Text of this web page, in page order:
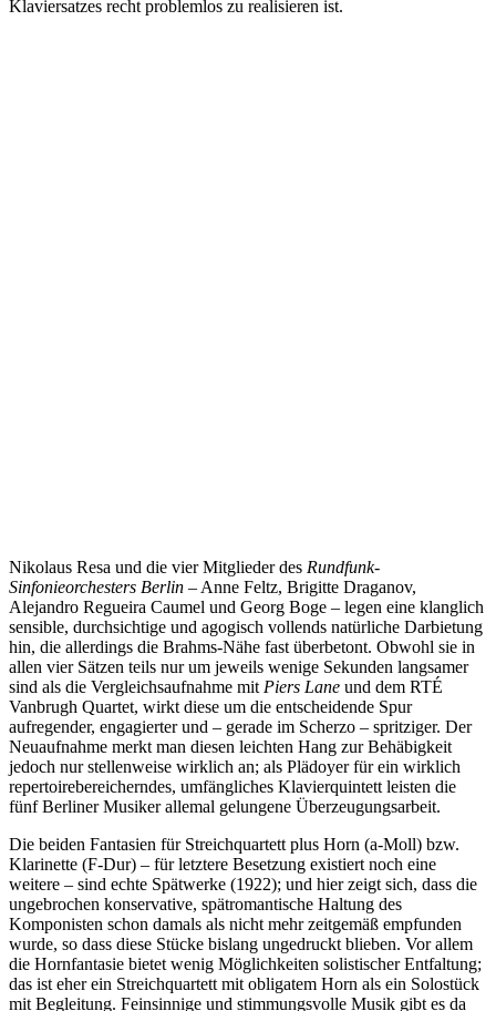
Klaviersatzes recht problemlos zu realisieren ist.
Nikolaus Resa und die vier Mitglieder des Rundfunk-
Sinfonieorchesters Berlin – Anne Feltz, Brigitte Draganov,
Alejandro Regueira Caumel und Georg Boge – legen eine klanglich
sensible, durchsichtige und agogisch vollends natürliche Darbietung
hin, die allerdings die Brahms-Nähe fast überbetont. Obwohl sie in
allen vier Sätzen teils nur um jeweils wenige Sekunden langsamer
sind als die Vergleichsaufnahme mit Piers Lane und dem RTÉ
Vanbrugh Quartet, wirkt diese um die entscheidende Spur
aufregender, engagierter und – gerade im Scherzo – spritziger. Der
Neuaufnahme merkt man diesen leichten Hang zur Behäbigkeit
jedoch nur stellenweise wirklich an; als Plädoyer für ein wirklich
repertoirebereicherndes, umfängliches Klavierquintett leisten die
fünf Berliner Musiker allemal gelungene Überzeugungsarbeit.
Die beiden Fantasien für Streichquartett plus Horn (a-Moll) bzw.
Klarinette (F-Dur) – für letztere Besetzung existiert noch eine
weitere – sind echte Spätwerke (1922); und hier zeigt sich, dass die
ungebrochen konservative, spätromantische Haltung des
Komponisten schon damals als nicht mehr zeitgemäß empfunden
wurde, so dass diese Stücke bislang ungedruckt blieben. Vor allem
die Hornfantasie bietet wenig Möglichkeiten solistischer Entfaltung;
das ist eher ein Streichquartett mit obligatem Horn als ein Solostück
mit Begleitung. Feinsinnige und stimmungsvolle Musik gibt es da